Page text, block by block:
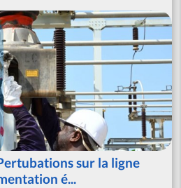
sur la ligne
é...